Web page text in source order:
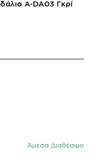
A-DA03 Γκρί
Άμεσα Διαθέσιμο